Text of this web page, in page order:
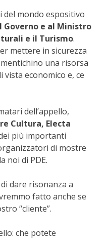
mondo espositivo
Governo e al Ministro
e il Turismo.
mettere in sicurezza
una risorsa
economico e, ce
dell’appello,
Cultura, Electa
più importanti
di mostre
noi di PDE.
dare risonanza a
fatto anche se
“cliente”.
che potete